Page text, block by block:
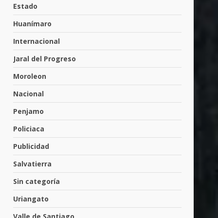
Estado
Huanímaro
Internacional
Jaral del Progreso
Moroleon
Nacional
Penjamo
Policiaca
Publicidad
Salvatierra
Sin categoría
Uriangato
5
6
Emboscada a policías en
Yuriria
7
30 de julio de 2026
1
El Pbro. Mario Alberto Pérez
parroquia de Guarapo